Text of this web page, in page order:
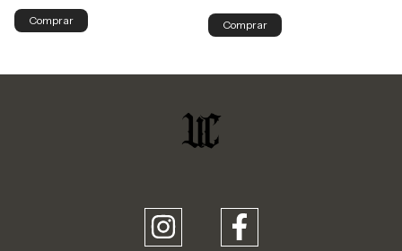
Comprar Comprar